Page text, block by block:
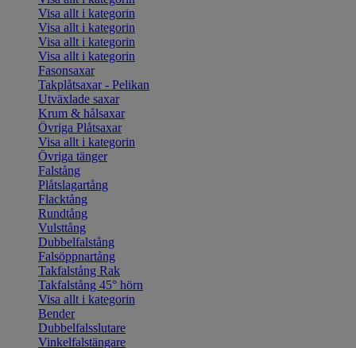
Visa allt i kategorin
Visa allt i kategorin
Visa allt i kategorin
Visa allt i kategorin
Fasonsaxar
Takplåtsaxar - Pelikan
Utväxlade saxar
Krum & hålsaxar
Övriga Plåtsaxar
Visa allt i kategorin
Övriga tänger
Falstång
Plåtslagartång
Flacktång
Rundtång
Vulsttång
Dubbelfalstång
Falsöppnartång
Takfalstång Rak
Takfalstång 45° hörn
Visa allt i kategorin
Bender
Dubbelfalsslutare
Vinkelfalstängare